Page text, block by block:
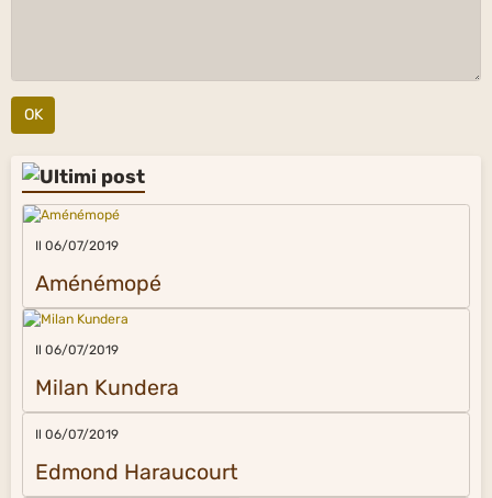
OK
Il 06/07/2019
Aménémopé
Il 06/07/2019
Milan Kundera
Il 06/07/2019
Edmond Haraucourt